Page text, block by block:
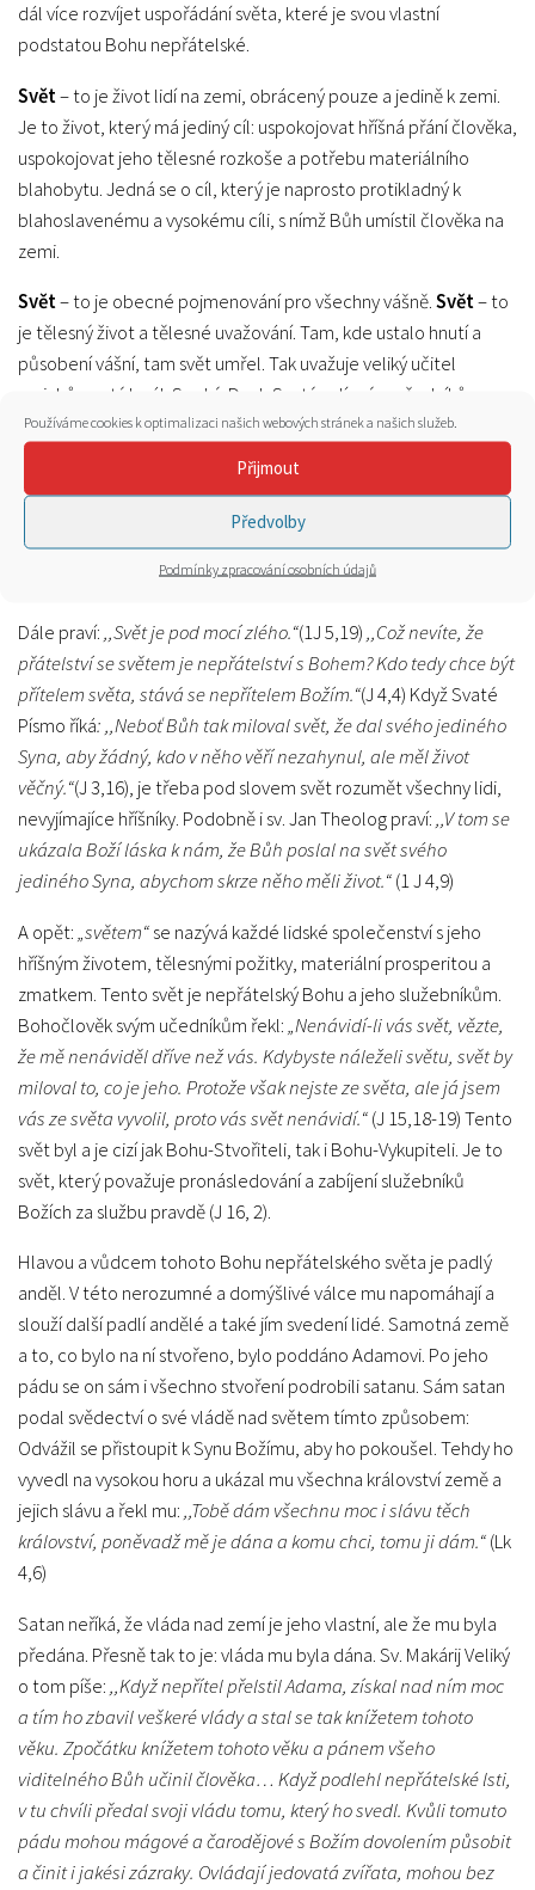
Používáme cookies k optimalizaci našich webových stránek a našich služeb.
Přijmout
Předvolby
Podmínky zpracování osobních údajů
dál více rozvíjet uspořádání světa, které je svou vlastní
podstatou Bohu nepřátelské.
Svět– to je život lidí na zemi, obrácený pouze a jedině k zemi.
Je to život, který má jediný cíl: uspokojovat hříšná přání člověka,
uspokojovat jeho tělesné rozkoše a potřebu materiálního
blahobytu. Jedná se o cíl, který je naprosto protikladný k
blahoslavenému a vysokému cíli, s nímž Bůh umístil člověka na
zemi.
Svět– to je obecné pojmenování pro všechny vášně.Svět– to
je tělesný život a tělesné uvažování. Tam, kde ustalo hnutí a
působení vášní, tam svět umřel. Tak uvažuje veliký učitel
mnichů, svatý Isaák Syrský. Duch Svatý velí svým učedníkům,
aby měli k tomuto světu nenávist a aby se ho odříkali:
,,Nemilujte svět ani to, co je ve světě. Miluje-li kdo svět, láska
Otcova v něm není, neboť všechno, co je ve světě, po čem dychtí
člověk a co chtějí jeho oči a na čem si v životě zakládá, není z
Otce, ale je ze světa. A svět i jeho chtivost pomíjí; kdo však činí
vůli Boží, zůstává navěky.“(1J 2,15-17)
Dále praví:,,Svět je pod mocí zlého.“(1J 5,19),,Což nevíte, že
přátelství se světem je nepřátelství s Bohem? Kdo tedy chce být
přítelem světa, stává se nepřítelem Božím.“(J 4,4) Když Svaté
Písmo říká: ,,Neboť Bůh tak miloval svět, že dal svého jediného
Syna, aby žádný, kdo v něho věří nezahynul, ale měl život
věčný.“(J 3,16), je třeba pod slovem svět rozumět všechny lidi,
nevyjímajíce hříšníky. Podobně i sv. Jan Theolog praví:,,V tom se
ukázala Boží láska k nám, že Bůh poslal na svět svého
jediného Syna, abychom skrze něho měli život.“(1 J 4,9)
A opět:„světem“se nazývá každé lidské společenství s jeho
hříšným životem, tělesnými požitky, materiální prosperitou a
zmatkem. Tento svět je nepřátelský Bohu a jeho služebníkům.
Bohočlověk svým učedníkům řekl:„Nenávidí-li vás svět, vězte,
že mě nenáviděl dříve než vás. Kdybyste náleželi světu, svět by
miloval to, co je jeho. Protože však nejste ze světa, ale já jsem
vás ze světa vyvolil, proto vás svět nenávidí.“(J 15,18-19) Tento
svět byl a je cizí jak Bohu-Stvořiteli, tak i Bohu-Vykupiteli. Je to
svět, který považuje pronásledování a zabíjení služebníků
Božích za službu pravdě (J 16, 2).
Hlavou a vůdcem tohoto Bohu nepřátelského světa je padlý
anděl. V této nerozumné a domýšlivé válce mu napomáhají a
slouží další padlí andělé a také jím svedení lidé. Samotná země
a to, co bylo na ní stvořeno, bylo poddáno Adamovi. Po jeho
pádu se on sám i všechno stvoření podrobili satanu. Sám satan
podal svědectví o své vládě nad světem tímto způsobem:
Odvážil se přistoupit k Synu Božímu, aby ho pokoušel. Tehdy ho
vyvedl na vysokou horu a ukázal mu všechna království země a
jejich slávu a řekl mu:,,Tobě dám všechnu moc i slávu těch
království, poněvadž mě je dána a komu chci, tomu ji dám.“(Lk
4,6)
Satan neříká, že vláda nad zemí je jeho vlastní, ale že mu byla
předána. Přesně tak to je: vláda mu byla dána. Sv. Makárij Veliký
o tom píše:,,Když nepřítel přelstil Adama, získal nad ním moc
a tím ho zbavil veškeré vlády a stal se tak knížetem tohoto
věku. Zpočátku knížetem tohoto věku a pánem všeho
viditelného Bůh učinil člověka… Když podlehl nepřátelské lsti,
v tu chvíli předal svoji vládu tomu, který ho svedl. Kvůli tomuto
pádu mohou mágové a čarodějové s Božím dovolením působit
a činit i jakési zázraky. Ovládají jedovatá zvířata, mohou bez